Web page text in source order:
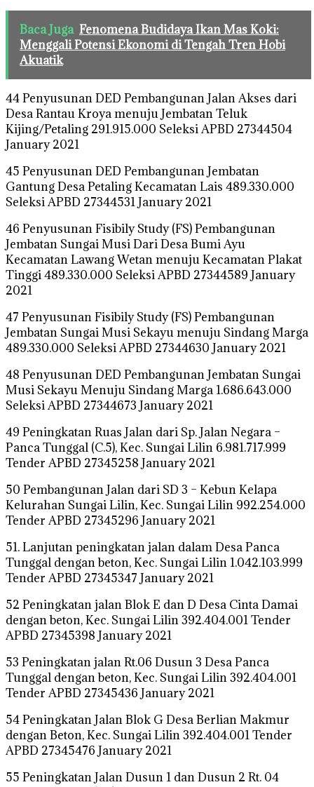
Baca Juga Fenomena Budidaya Ikan Mas Koki:
Menggali Potensi Ekonomi di Tengah Tren Hobi
Akuatik
44 Penyusunan DED Pembangunan Jalan Akses dari
Desa Rantau Kroya menuju Jembatan Teluk
Kijing/Petaling 291.915.000 Seleksi APBD 27344504
January 2021
45 Penyusunan DED Pembangunan Jembatan
Gantung Desa Petaling Kecamatan Lais 489.330.000
Seleksi APBD 27344531 January 2021
46 Penyusunan Fisibily Study (FS) Pembangunan
Jembatan Sungai Musi Dari Desa Bumi Ayu
Kecamatan Lawang Wetan menuju Kecamatan Plakat
Tinggi 489.330.000 Seleksi APBD 27344589 January
2021
47 Penyusunan Fisibily Study (FS) Pembangunan
Jembatan Sungai Musi Sekayu menuju Sindang Marga
489.330.000 Seleksi APBD 27344630 January 2021
48 Penyusunan DED Pembangunan Jembatan Sungai
Musi Sekayu Menuju Sindang Marga 1.686.643.000
Seleksi APBD 27344673 January 2021
49 Peningkatan Ruas Jalan dari Sp. Jalan Negara –
Panca Tunggal (C.5), Kec. Sungai Lilin 6.981.717.999
Tender APBD 27345258 January 2021
50 Pembangunan Jalan dari SD 3 – Kebun Kelapa
Kelurahan Sungai Lilin, Kec. Sungai Lilin 992.254.000
Tender APBD 27345296 January 2021
51. Lanjutan peningkatan jalan dalam Desa Panca
Tunggal dengan beton, Kec. Sungai Lilin 1.042.103.999
Tender APBD 27345347 January 2021
52 Peningkatan jalan Blok E dan D Desa Cinta Damai
dengan beton, Kec. Sungai Lilin 392.404.001 Tender
APBD 27345398 January 2021
53 Peningkatan jalan Rt.06 Dusun 3 Desa Panca
Tunggal dengan beton, Kec. Sungai Lilin 392.404.001
Tender APBD 27345436 January 2021
54 Peningkatan Jalan Blok G Desa Berlian Makmur
dengan Beton, Kec. Sungai Lilin 392.404.001 Tender
APBD 27345476 January 2021
55 Peningkatan Jalan Dusun 1 dan Dusun 2 Rt. 04